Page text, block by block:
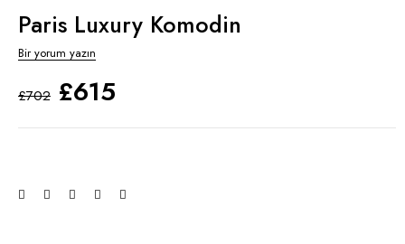
Paris Luxury Komodin
Bir yorum yazın
£702 £615